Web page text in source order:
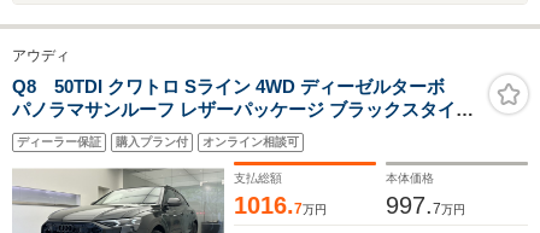
アウディ
Q8 50TDI クワトロ Sライン 4WD ディーゼルターボ
パノラマサンルーフ レザーパッケージ ブラックスタイリ
ングパッケージ Slineパッケージ コンフォートアシスタン
スパッケージ HDマトリクスLEDヘッドライト 認定中古
ディーラー保証 購入プラン付 オンライン相談可
支払総額
1016.7万円
本体価格
997.7万円